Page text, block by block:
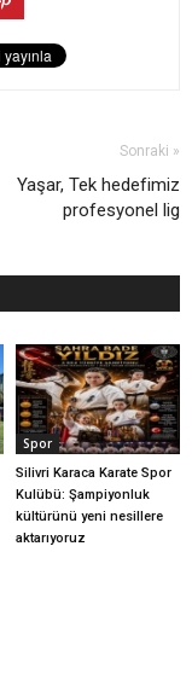
Sonraki »
Yaşar, Tek hedefimiz
profesyonel lig
Spor
Silivri Karaca Karate Spor
Kulübü: Şampiyonluk
kültürünü yeni nesillere
aktarıyoruz